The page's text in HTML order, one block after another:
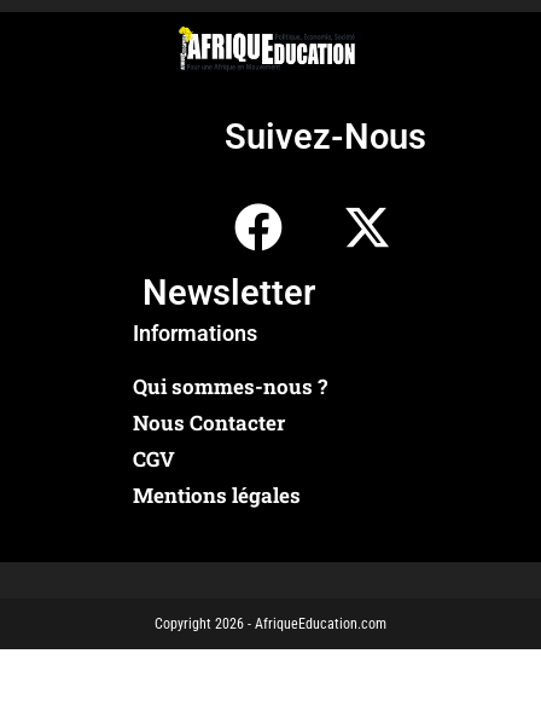
Suivez-Nous
Newsletter
Informations
Qui sommes-nous ?
Nous Contacter
CGV
Mentions légales
Copyright 2026 - AfriqueEducation.com